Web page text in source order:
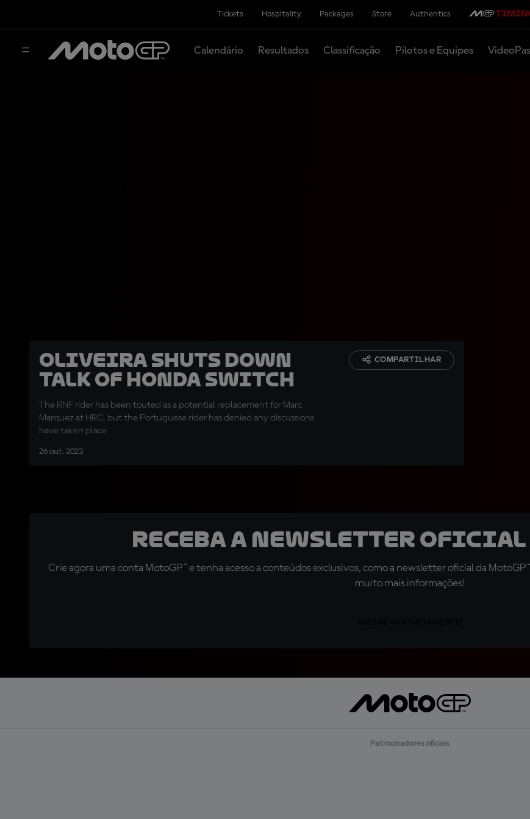
Tickets Hospitality Packages Store Authentics
Calendário Resultados Classificação Pilotos e Equipes
Oliveira shuts down
talk of Honda switch
The RNF rider has been touted as a potential replacement for Marc
Marquez at HRC, but the Portuguese rider has denied any discussions
have taken place
26 out. 2023
COMPARTILHAR
Receba a newsletter oficial
Crie agora uma conta MotoGP™ e tenha acesso a conteúdos exclusivos, como a newsletter oficial da
muito mais informações!
Patrocinadores oficiais